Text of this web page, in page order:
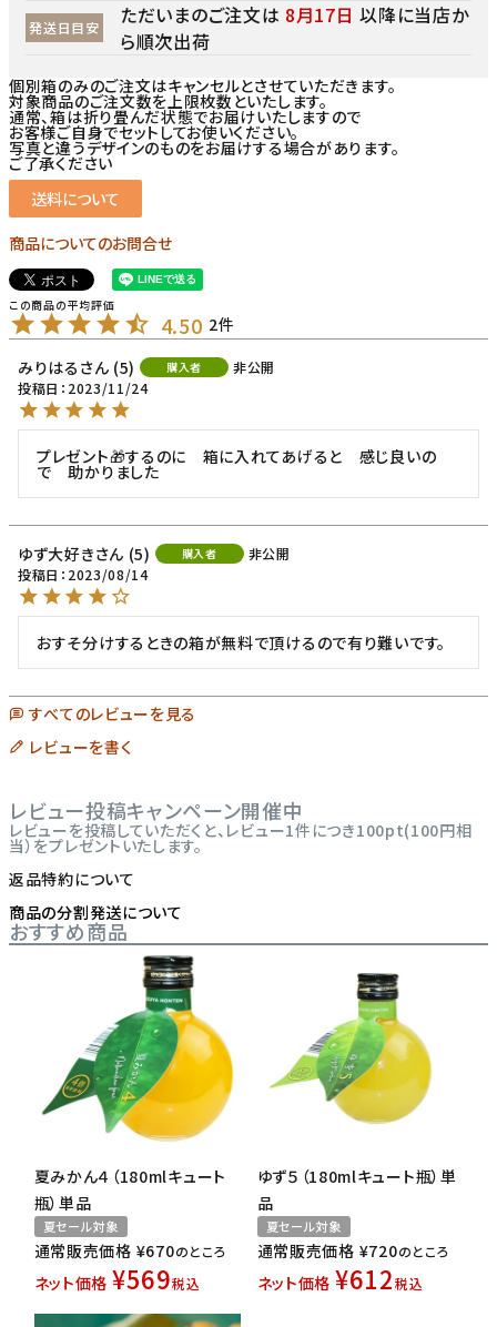
発送日目安 ただいまのご注文は 8月17日 以降に当店か
ら順次出荷
個別箱のみのご注文はキャンセルとさせていただきます。
対象商品のご注文数を上限枚数といたします。
通常、箱は折り畳んだ状態でお届けいたしますので
お客様ご自身でセットしてお使いください。
写真と違うデザインのものをお届けする場合があります。
ご了承ください
送料について
商品についてのお問合せ
4.50 2
みりはる
5 購入者
非公開
投稿日
2023/11/24
プレゼント🎁するのに　箱に入れてあげると　感じ良いの
で　助かりました
ゆず大好き 5 購入者
非公開
投稿日
2023/08/14
おすそ分けするときの箱が無料で頂けるので有り難いです。
すべてのレビューを見る
レビューを書く
レビュー投稿キャンペーン開催中
レビューを投稿していただくと、レビュー1件につき100pt(100円相
当）をプレゼントいたします。
返品特約について
商品の分割発送について
おすすめ商品
夏みかん４（180mlキュート
瓶）単品
夏セール対象
通常販売価格 ¥670のところ
ネット価格 ¥569税込
ゆず５（180mlキュート瓶）単
品
夏セール対象
通常販売価格 ¥720のところ
ネット価格 ¥612税込